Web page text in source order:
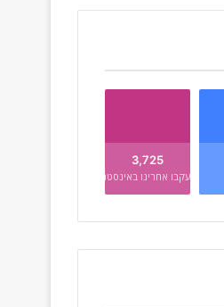
3,725
עקבו אחרינו באינסטגרם